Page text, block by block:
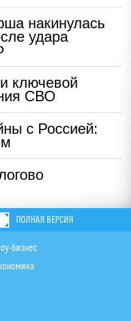
накинулась
удара
ключевой
СВО
с Россией:
ПОЛНАЯ ВЕРСИЯ
бизнес